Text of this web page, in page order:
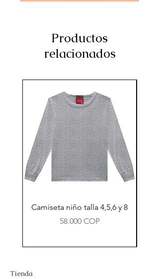
Productos
relacionados
Camiseta niño talla 4,5,6 y 8
Precio
58.000 COP
Tienda